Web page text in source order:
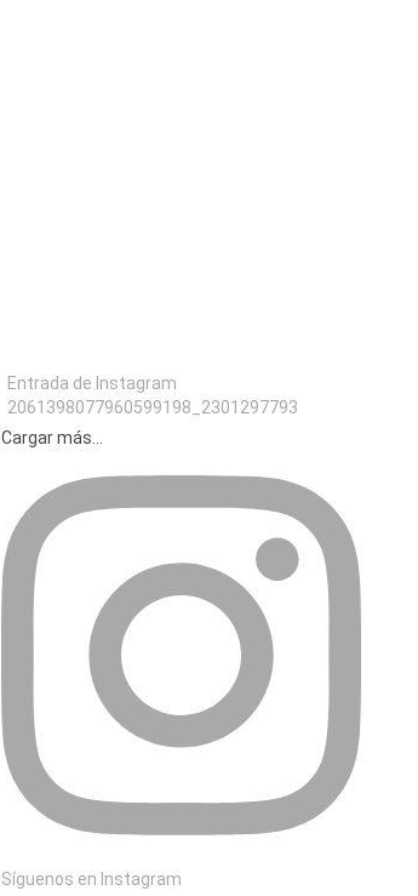
Entrada de Instagram
2061398077960599198_2301297793
Cargar más...
Síguenos en Instagram